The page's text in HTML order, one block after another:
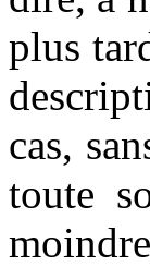
plus
cas,
toute